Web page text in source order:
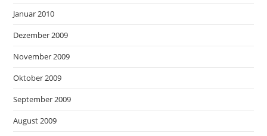
Januar 2010
Dezember 2009
November 2009
Oktober 2009
September 2009
August 2009